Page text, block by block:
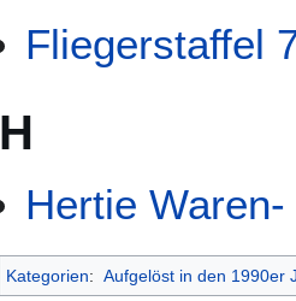
Fliegerstaffel
H
Hertie
Kategorien: Aufgelöst in den 1990er